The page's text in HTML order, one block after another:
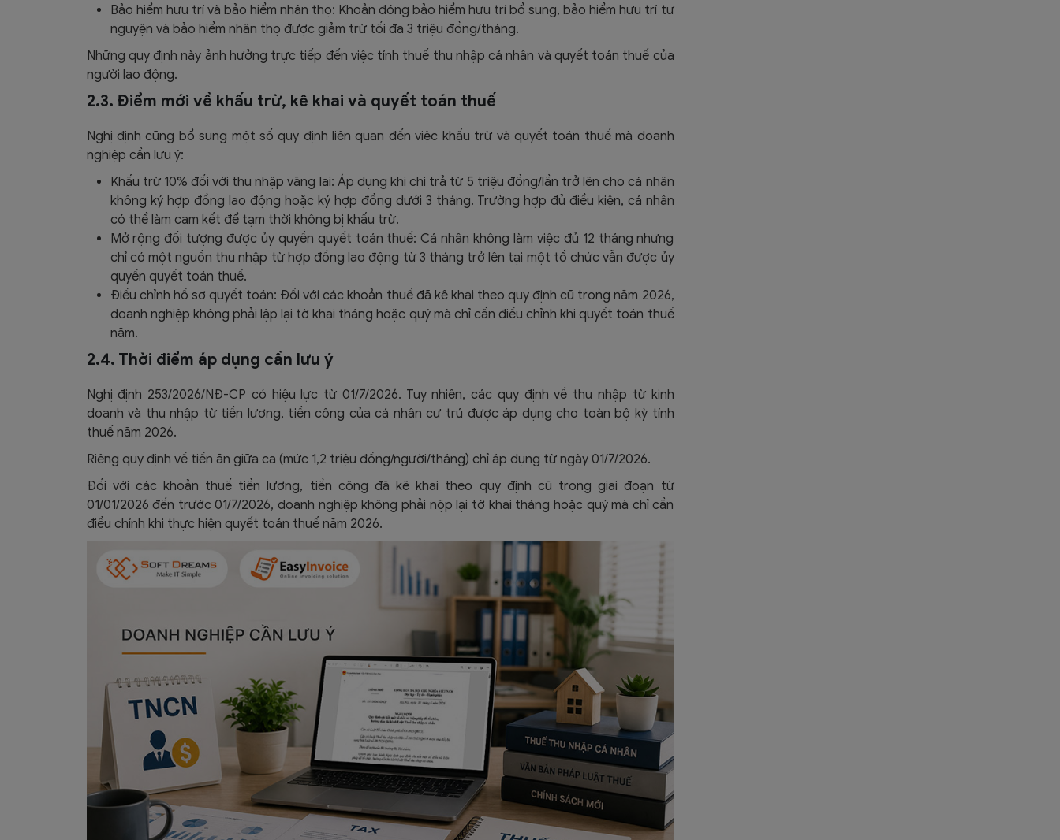
Bảo hiểm hưu trí và bảo hiểm nhân thọ: Khoản đóng bảo hiểm hưu trí bổ sung, bảo hiểm hưu trí tự
nguyện và bảo hiểm nhân thọ được giảm trừ tối đa 3 triệu đồng/tháng.
Những quy định này ảnh hưởng trực tiếp đến việc tính thuế thu nhập cá nhân và quyết toán thuế của
người lao động.
2.3. Điểm mới về khấu trừ, kê khai và quyết toán thuế
Nghị định cũng bổ sung một số quy định liên quan đến việc khấu trừ và quyết toán thuế mà doanh
nghiệp cần lưu ý:
Khấu trừ 10% đối với thu nhập vãng lai: Áp dụng khi chi trả từ 5 triệu đồng/lần trở lên cho cá nhân
không ký hợp đồng lao động hoặc ký hợp đồng dưới 3 tháng. Trường hợp đủ điều kiện, cá nhân
có thể làm cam kết để tạm thời không bị khấu trừ.
Mở rộng đối tượng được ủy quyền quyết toán thuế: Cá nhân không làm việc đủ 12 tháng nhưng
chỉ có một nguồn thu nhập từ hợp đồng lao động từ 3 tháng trở lên tại một tổ chức vẫn được ủy
quyền quyết toán thuế.
Điều chỉnh hồ sơ quyết toán: Đối với các khoản thuế đã kê khai theo quy định cũ trong năm 2026,
doanh nghiệp không phải lập lại tờ khai tháng hoặc quý mà chỉ cần điều chỉnh khi quyết toán thuế
năm.
2.4. Thời điểm áp dụng cần lưu ý
Nghị định 253/2026/NĐ-CP có hiệu lực từ 01/7/2026. Tuy nhiên, các quy định về thu nhập từ kinh
doanh và thu nhập từ tiền lương, tiền công của cá nhân cư trú được áp dụng cho toàn bộ kỳ tính
thuế năm 2026.
Riêng quy định về tiền ăn giữa ca (mức 1,2 triệu đồng/người/tháng) chỉ áp dụng từ ngày 01/7/2026.
Đối với các khoản thuế tiền lương, tiền công đã kê khai theo quy định cũ trong giai đoạn từ
01/01/2026 đến trước 01/7/2026, doanh nghiệp không phải nộp lại tờ khai tháng hoặc quý mà chỉ cần
điều chỉnh khi thực hiện quyết toán thuế năm 2026.